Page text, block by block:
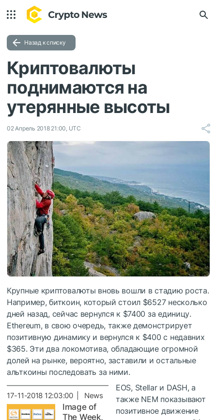
Назад к списку
Криптовалюты
поднимаются на
утерянные высоты
02 Апрель 2018 21:00, UTC
Крупные криптовалюты вновь вошли в стадию роста.
Например, биткоин, который стоил $6527 несколько
дней назад, сейчас вернулся к $7400 за единицу.
Ethereum, в свою очередь, также демонстрирует
позитивную динамику и вернулся к $400 с недавних
$365. Эти два локомотива, обладающие огромной
долей на рынке, вероятно, заставили и остальные
альткоины последовать за ними.
17-11-2018 12:03:00 | News
Image of
The Week,
EOS, Stellar и DASH, а
также NEM показывают
позитивное движение